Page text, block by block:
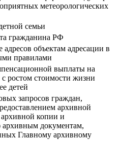
метеорологических
семьи
гражданина РФ
объектам адресации в
правилами
выплаты на
ростом стоимости жизни
детей
запросов граждан,
архивной
копии и
документам,
Главному архивному